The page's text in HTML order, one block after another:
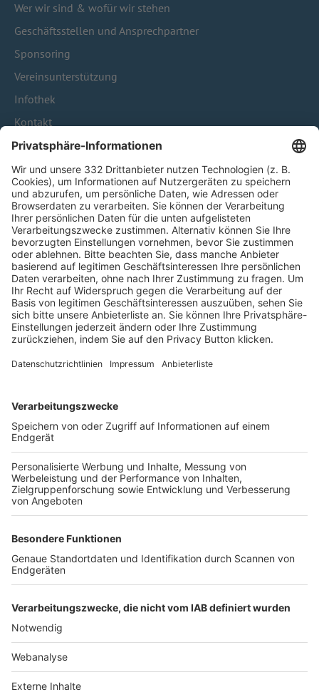
Wer wir sind & wofür wir stehen
Geschäftsstellen und Ansprechpartner
Sponsoring
Vereinsunterstützung
Infothek
Kontakt
HÄUFIG BESUCHTE SEITEN
Pässe und Vereinswechsel
Trainerausbildung
Schulungsangebot Vereinsmitarbeiter
BFV-Geschäftsstellen
Trainerbörse
Login SpielPlus
FOLGE DEM BFV
TOP-VEREINE
TOP-PARTNER
Nutzungsbedingungen Datenschutz Impressum